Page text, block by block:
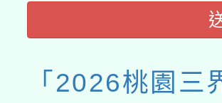
「2026桃園三